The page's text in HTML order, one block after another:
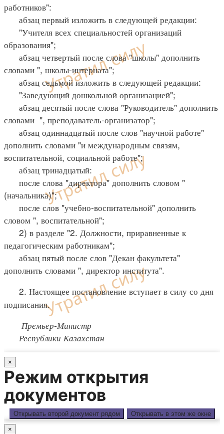
работников":
абзац первый изложить в следующей редакции:
"Учителя всех специальностей организаций
образования";
абзац четвертый после слова "школы" дополнить
словами ", школы-интерната";
абзац седьмой изложить в следующей редакции:
"Заведующий дошкольной организацией";
абзац десятый после слова "Руководитель" дополнить
словами ", преподаватель-организатор";
абзац одиннадцатый после слов "научной работе"
дополнить словами "и международным связям,
воспитательной, социальной работе";
абзац тринадцатый:
после слова "директора" дополнить словом "
(начальника)";
после слов "учебно-воспитательной" дополнить
словом ", воспитательной";
2) в разделе "2. Должности, приравненные к
педагогическим работникам";
абзац пятый после слов "Декан факультета"
дополнить словами ", директор института".
2. Настоящее постановление вступает в силу со дня
подписания.
Премьер-Министр
Республики Казахстан
×
Режим открытия
документов
Открывать второй документ рядом Открывать в этом же окне
×